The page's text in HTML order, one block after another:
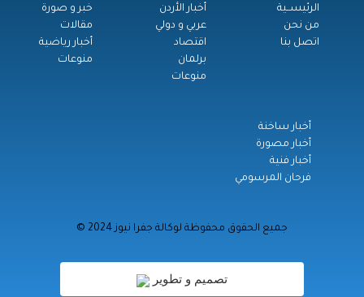
الرئيســية
من نحن
اتصل بنا
أخبار الأردن
عربي و دولي
اقتصاد
برلمان
منوعات
خبر و صورة
مقالات
أخبار رياضية
منوعات
أخبار ساخنة
أخبار مصورة
أخبار فنية
فرحان المرسومي
© جميع الحقوق محفوظة لوكالة جفرا نيوز 2024
تصميم و تطوير